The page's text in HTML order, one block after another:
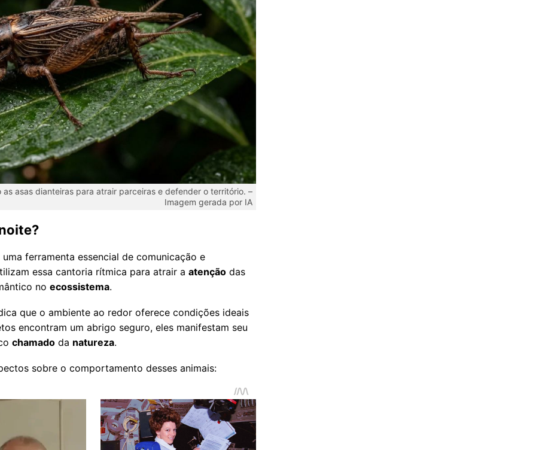
asas dianteiras para atrair parceiras e defender o território. –
Imagem gerada por IA
ferramenta essencial de comunicação e
essa cantoria rítmica para atrair a atenção das
no ecossistema.
que o ambiente ao redor oferece condições ideais
encontram um abrigo seguro, eles manifestam seu
chamado da natureza.
sobre o comportamento desses animais: